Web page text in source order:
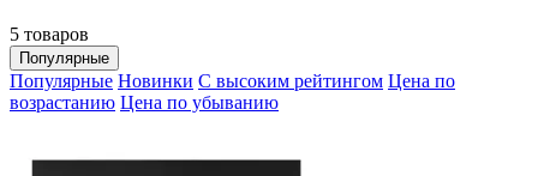
5 товаров
Популярные
Популярные Новинки С высоким рейтингом Цена по
возрастанию Цена по убыванию